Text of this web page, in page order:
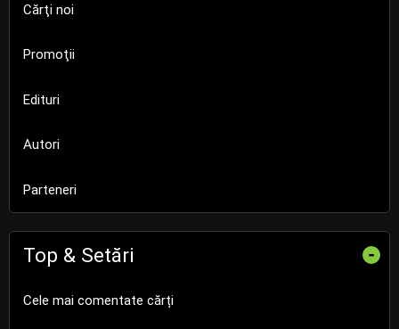
Cărţi noi
Promoţii
Edituri
Autori
Parteneri
Top & Setări -
Cele mai comentate cărți